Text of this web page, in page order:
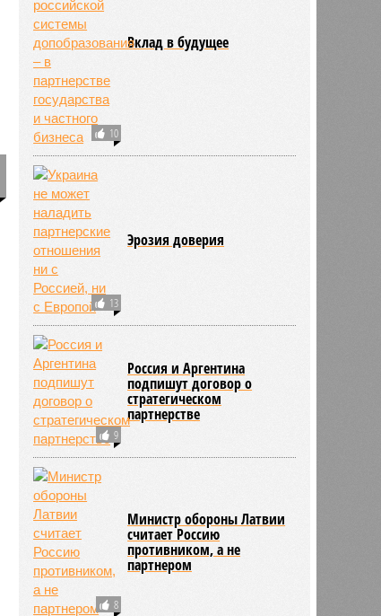
10
Вклад в будущее
13
Эрозия доверия
9
Россия и Аргентина
подпишут договор о
стратегическом
партнерстве
8
Министр обороны Латвии
считает Россию
противником, а не
партнером